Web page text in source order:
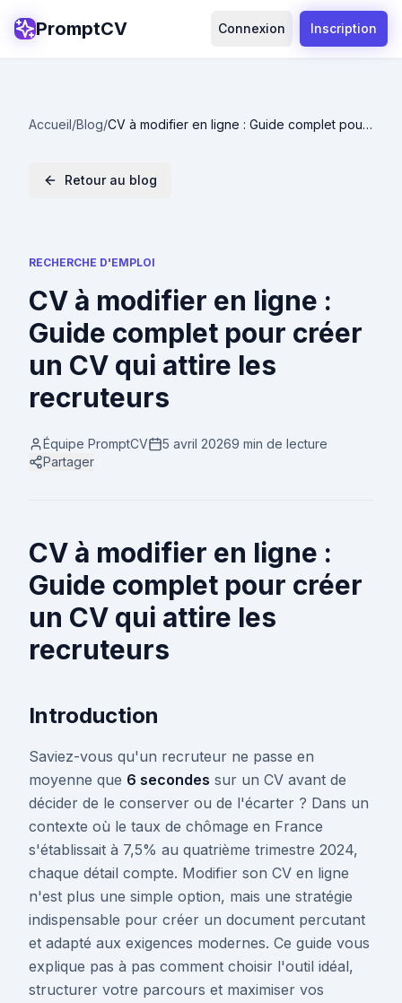
PromptCV Connexion Inscription
Accueil/Blog/CV à modifier en ligne : Guide complet pour
Retour au blog
RECHERCHE D'EMPLOI
CV à modifier en ligne :
Guide complet pour créer
un CV qui attire les
recruteurs
Équipe PromptCV 5 avril 20269 min de lecture
Partager
CV à modifier en ligne :
Guide complet pour créer
un CV qui attire les
recruteurs
Introduction
Saviez-vous qu'un recruteur ne passe en
moyenne que 6 secondes sur un CV avant de
décider de le conserver ou de l'écarter ? Dans un
contexte où le taux de chômage en France
s'établissait à 7,5% au quatrième trimestre 2024,
chaque détail compte. Modifier son CV en ligne
n'est plus une simple option, mais une stratégie
indispensable pour créer un document percutant
et adapté aux exigences modernes. Ce guide vous
explique pas à pas comment choisir l'outil idéal,
structurer votre parcours et maximiser vos